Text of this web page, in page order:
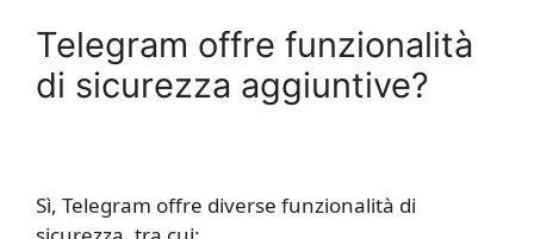
Telegram offre funzionalità
di sicurezza aggiuntive?
Sì, Telegram offre diverse funzionalità di